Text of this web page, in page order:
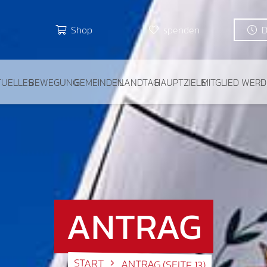
Shop spenden
BEWEGUNGGEMEINDENLANDTAGHAUPTZIELEMITGLIED
ANTRAG
START